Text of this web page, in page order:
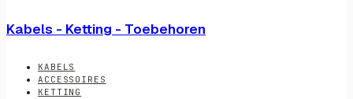
Kabels - Ketting - Toebehoren
KABELS
ACCESSOIRES
KETTING